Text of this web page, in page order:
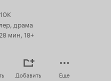
10K
драма
мин, 18+
Добавить Еще